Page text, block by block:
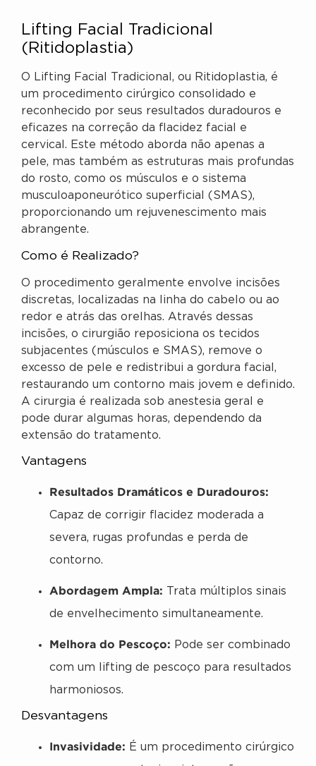
Lifting Facial Tradicional
(Ritidoplastia)
O Lifting Facial Tradicional, ou Ritidoplastia, é
um procedimento cirúrgico consolidado e
reconhecido por seus resultados duradouros e
eficazes na correção da flacidez facial e
cervical. Este método aborda não apenas a
pele, mas também as estruturas mais profundas
do rosto, como os músculos e o sistema
musculoaponeurótico superficial (SMAS),
proporcionando um rejuvenescimento mais
abrangente.
Como é Realizado?
O procedimento geralmente envolve incisões
discretas, localizadas na linha do cabelo ou ao
redor e atrás das orelhas. Através dessas
incisões, o cirurgião reposiciona os tecidos
subjacentes (músculos e SMAS), remove o
excesso de pele e redistribui a gordura facial,
restaurando um contorno mais jovem e definido.
A cirurgia é realizada sob anestesia geral e
pode durar algumas horas, dependendo da
extensão do tratamento.
Vantagens
Resultados Dramáticos e Duradouros:
Capaz de corrigir flacidez moderada a
severa, rugas profundas e perda de
contorno.
Abordagem Ampla: Trata múltiplos sinais
de envelhecimento simultaneamente.
Melhora do Pescoço: Pode ser combinado
com um lifting de pescoço para resultados
harmoniosos.
Desvantagens
Invasividade: É um procedimento cirúrgico